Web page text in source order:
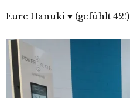
Eure Hanuki ♥ (gefühlt 42!)